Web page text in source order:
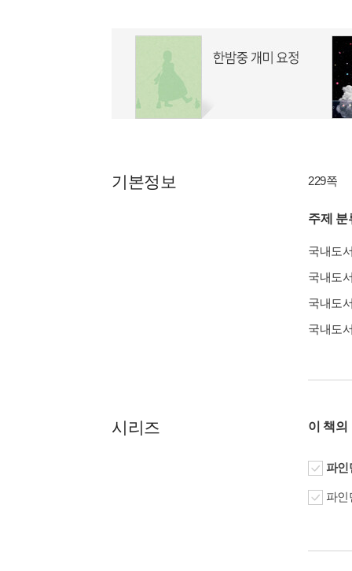
기본정보 229쪽
주제 분
국내도
국내도
국내도
국내도
시리즈 이 책의
파인
파인